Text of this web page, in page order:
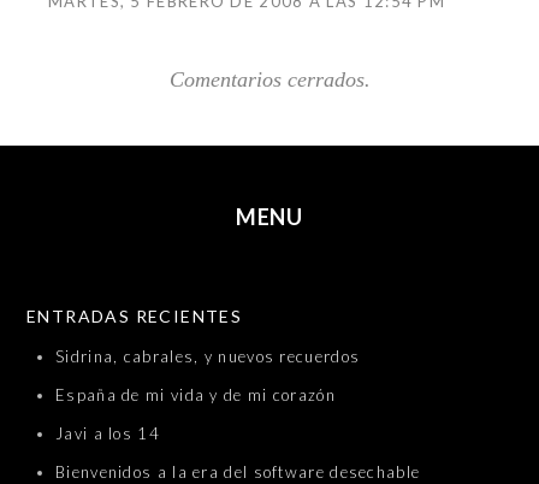
Comentarios cerrados.
MENU
ENTRADAS RECIENTES
Sidrina, cabrales, y nuevos recuerdos
España de mi vida y de mi corazón
Javi a los 14
Bienvenidos a la era del software desechable